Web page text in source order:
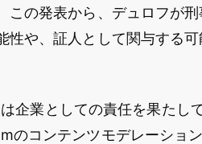
の発表から、デュロフが
や、証人として関与する可
企業としての責任を果たし
コンテンツモデレーショ